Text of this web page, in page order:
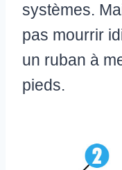
systèmes.
pas mourrir
un ruban à
pieds.